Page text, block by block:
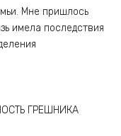
Мне пришлось
имела последствия
ГРЕШНИКА